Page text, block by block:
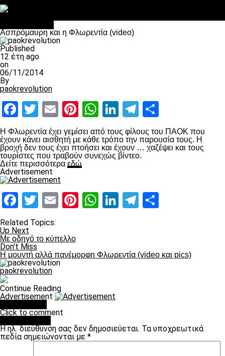
Ασπρόμαυρη και η Φλωρεντία (video)
Published
12 έτη ago
on
06/11/2014
By
paokrevolution
Facebook
Twitter
EmailPinterest
WhatsApp
LinkedIn
Telegram
H Φλωρεντία έχει γεμίσει από τους φίλους του ΠΑΟΚ που
έχουν κάνει αισθητή με κάθε τρόπο την παρουσία τους. Η
βροχή δεν τους έχει πτοήσει και έχουν … χαζέψει και τους
τουρίστες που τραβούν συνεχώς βίντεο.
Δείτε περισσότερα εδώ
Advertisement
Facebook
Twitter
EmailPinterest
WhatsApp
LinkedIn
Telegram
Related Topics:
Up Next
Με οδηγό το κύπελλο
Don't Miss
Η μουντή αλλά πανέμορφη Φλωρεντία (video και pics)
paokrevolution
Continue Reading
Advertisement
Click to comment
Η ηλ. διεύθυνση σας δεν δημοσιεύεται. Τα υποχρεωτικά
πεδία σημειώνονται με *